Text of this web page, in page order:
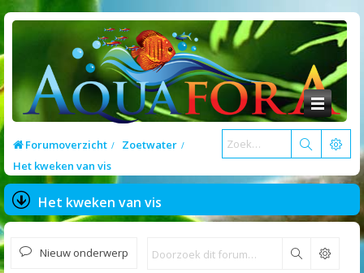
Forumoverzicht
Zoetwater
Het kweken van vis
Het kweken van vis
Nieuw onderwerp Zoek